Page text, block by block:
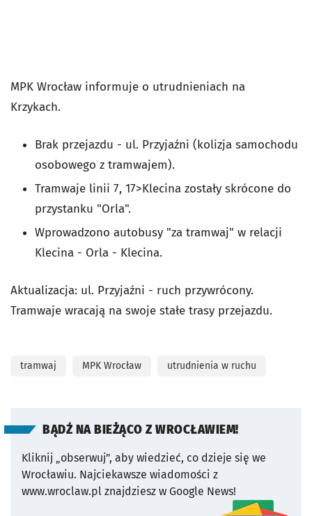
MPK Wrocław informuje o utrudnieniach na
Krzykach.
Brak przejazdu - ul. Przyjaźni (kolizja samochodu
osobowego z tramwajem).
Tramwaje linii 7, 17>Klecina zostały skrócone do
przystanku "Orla".
Wprowadzono autobusy "za tramwaj" w relacji
Klecina - Orla - Klecina.
Aktualizacja: ul. Przyjaźni - ruch przywrócony.
Tramwaje wracają na swoje stałe trasy przejazdu.
tramwaj MPK Wrocław utrudnienia w ruchu
BĄDŹ NA BIEŻĄCO Z WROCŁAWIEM!
Kliknij „obserwuj”, aby wiedzieć, co dzieje się we
Wrocławiu. Najciekawsze wiadomości z
www.wroclaw.pl znajdziesz w Google News!